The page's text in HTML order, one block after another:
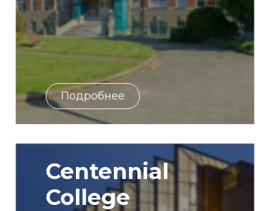
Подробнее
Centennial
College